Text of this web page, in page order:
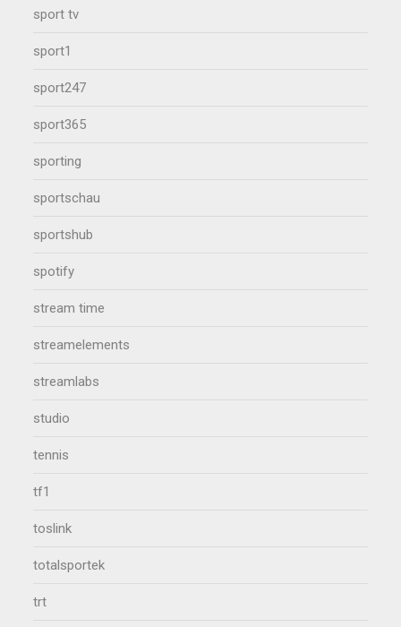
sport tv
sport1
sport247
sport365
sporting
sportschau
sportshub
spotify
stream time
streamelements
streamlabs
studio
tennis
tf1
toslink
totalsportek
trt